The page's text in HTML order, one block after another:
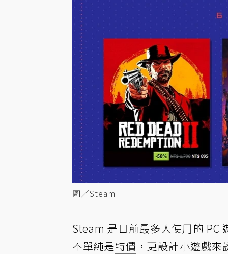
圖／Steam
Steam 是目前最多人使用的 PC
不單純是特價 ，更設計小遊戲